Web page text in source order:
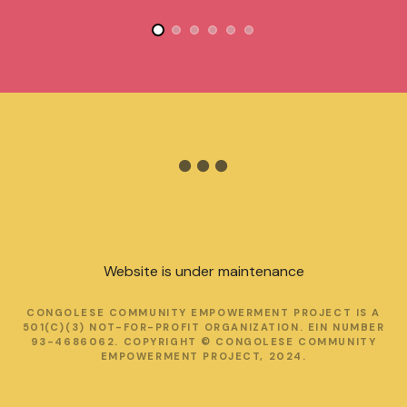
Website is under maintenance
CONGOLESE COMMUNITY EMPOWERMENT PROJECT IS A
501(C)(3) NOT-FOR-PROFIT ORGANIZATION. EIN NUMBER
93-4686062. COPYRIGHT © CONGOLESE COMMUNITY
EMPOWERMENT PROJECT, 2024.